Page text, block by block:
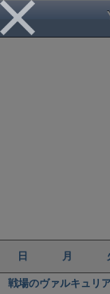
日 月
戦場のヴァルキュリ